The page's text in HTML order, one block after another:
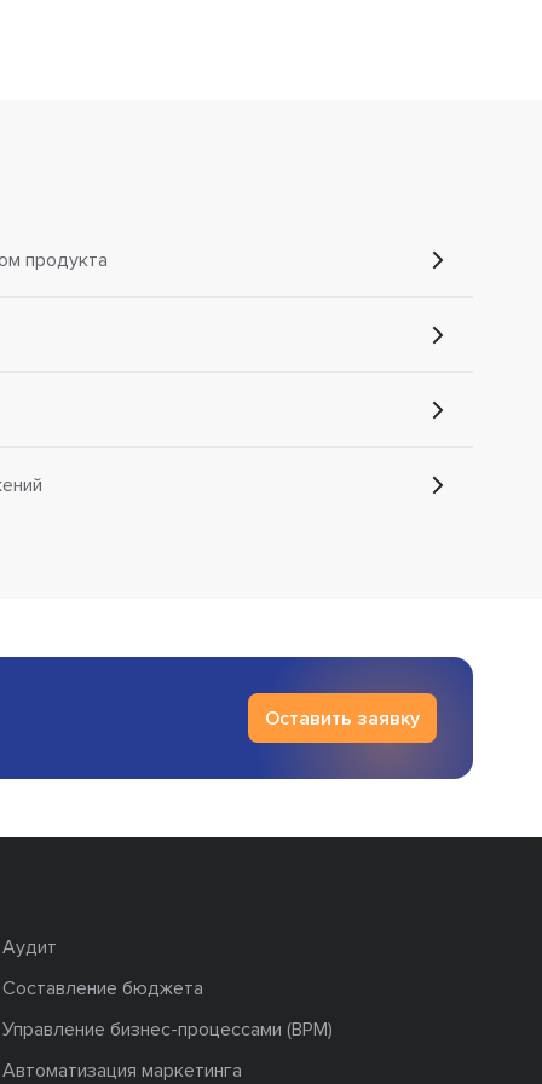
продукта
Оставить заявку
Аудит
Составление бюджета
Управление бизнес-процессами (BPM)
Автоматизация маркетинга